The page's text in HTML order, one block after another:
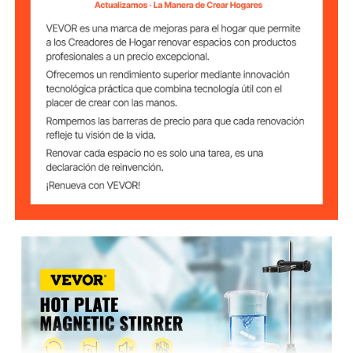
calentamiento
Velocidad 0-1600 rpm
Diámetro de placa Diámetro 4,7" / 12 cm
Capacidad
máxima de
agitación
1 L
Peso
Dimensiones
6,3" x 8,7" x 12,7" / 16 x 22,1
x 32,3 cm